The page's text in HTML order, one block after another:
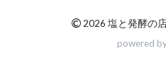
© 2026 塩と発酵の
powered